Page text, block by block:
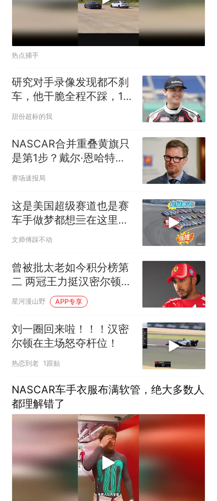
热点捕手
研究对手录像发现都不刹
车，他干脆全程不踩，15
场两胜追平59年纪录
甜份超标的我
NASCAR合并重叠黄旗只
是第1步？戴尔·恩哈特：
大改还在后头
赛场速报局
这是美国超级赛道也是赛
车手做梦都想亖在这里的
地方！
文师傅踩不动
曾被批太老如今积分榜第
二 两冠王力挺汉密尔顿争
冠
星河漫山野 APP专享
刘一圈回来啦！！！汉密
尔顿在主场怒夺杆位！
热恋到老 1跟贴
NASCAR车手衣服布满软管，绝大多数人
都理解错了